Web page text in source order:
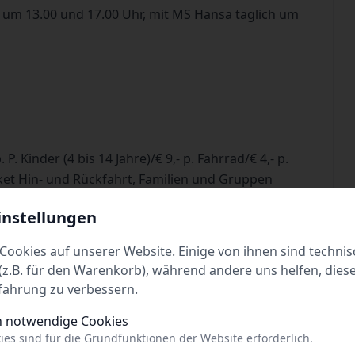
13.00 und 17.00 Uhr, mit MS Hansa täglich um
Kinder (4 bis 14 Jahre)/€ 9,- p. Fahrrad/€ 4,- p.
Hin- und Rückfahrt, Familien und Gruppen
auf unserer Website. Einige von ihnen sind
für den Warenkorb), während andere uns helfen,
zu verbessern.
notwendige Cookies
sind für die Grundfunktionen der Website erforderlich.